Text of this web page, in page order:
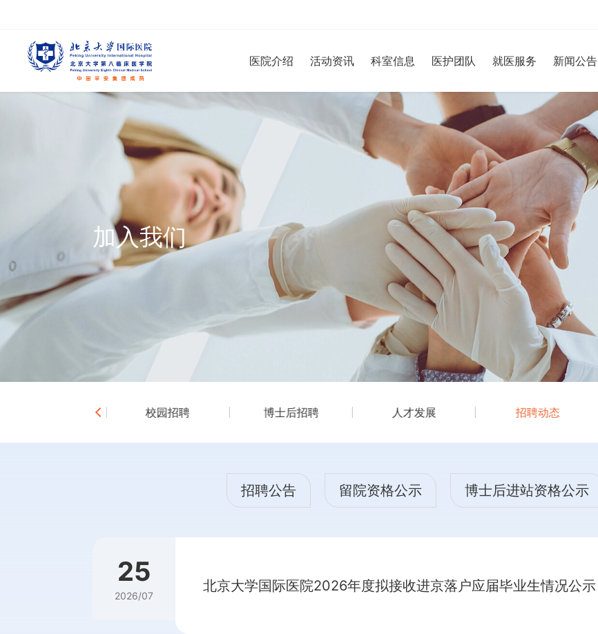
医院介绍 活动资讯 科室信息 医护团队 就医服务 新闻公告
加入我们
校园招聘 博士后招聘 人才发展 招聘动态
招聘公告 留院资格公示 博士后进站资格公示
25
2026/07
北京大学国际医院2026年度拟接收进京落户应届毕业生情况公示